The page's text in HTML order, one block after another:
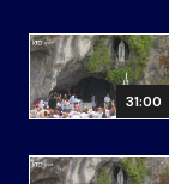
31:00